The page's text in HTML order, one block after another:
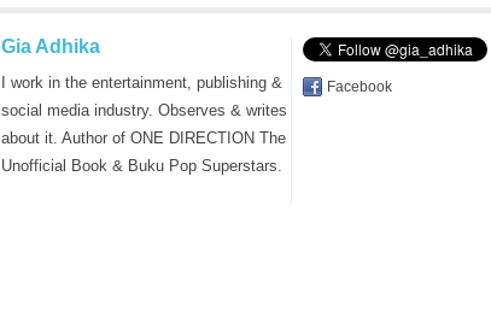
Gia Adhika
I work in the entertainment, publishing &
social media industry. Observes & writes
about it. Author of ONE DIRECTION The
Unofficial Book & Buku Pop Superstars.
Facebook